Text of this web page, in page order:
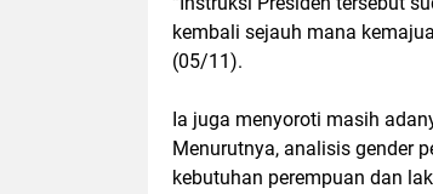
kembali sejauh mana
(05/11).
Ia juga menyoroti masih
Menurutnya, analisis gender
kebutuhan perempuan dan